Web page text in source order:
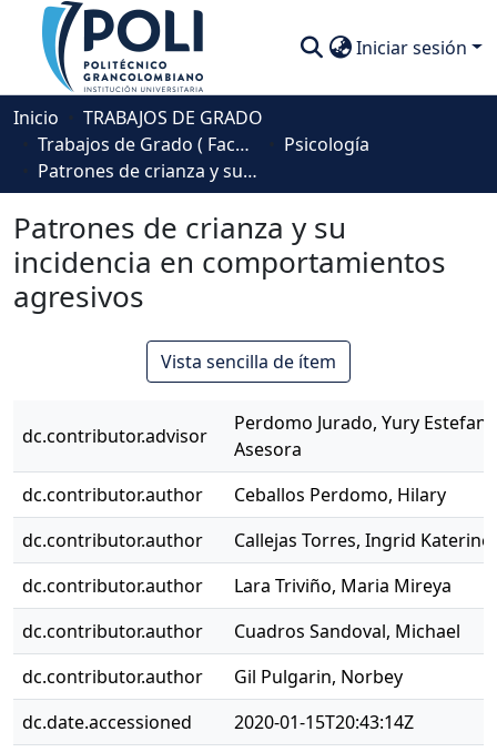
Iniciar sesión
Comunidades
Descubre
Inicio
TRABAJOS DE GRADO
Trabajos de Grado ( Facultad de Sociedad, Cultura y Creatividad)
Psicología
Patrones de crianza y su incidencia en comportamientos agresivos
Patrones de crianza y su
incidencia en comportamientos
agresivos
Vista sencilla de ítem
dc.contributor.advisor
Perdomo Jurado, Yury
Asesora
dc.contributor.author
Ceballos Perdomo, Hilary
dc.contributor.author
Callejas Torres, Ingrid Katerine
dc.contributor.author
Lara Triviño, Maria Mireya
dc.contributor.author
Cuadros Sandoval, Michael
dc.contributor.author
Gil Pulgarin, Norbey
dc.date.accessioned
2020-01-15T20:43:14Z